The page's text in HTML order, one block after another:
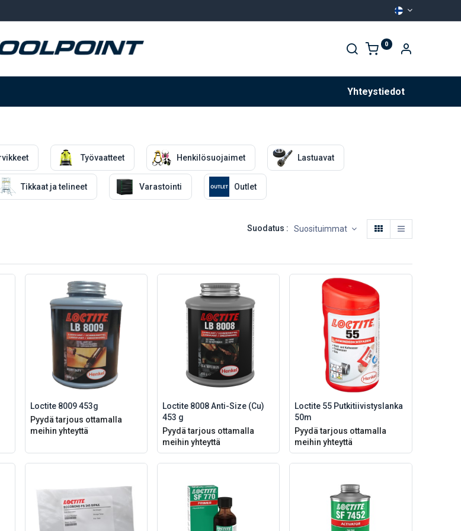
0
Yhteystiedot
Työvaatteet Henkilösuojaimet Lastuavat
Tikkaat ja telineet Varastointi Outlet
Suodatus : Suosituimmat
Loctite 8009 453g
Pyydä tarjous ottamalla
meihin yhteyttä
Loctite 8008 Anti-Size (Cu)
453 g
Pyydä tarjous ottamalla
meihin yhteyttä
Loctite 55 Putkitiivistyslanka
50m
Pyydä tarjous ottamalla
meihin yhteyttä